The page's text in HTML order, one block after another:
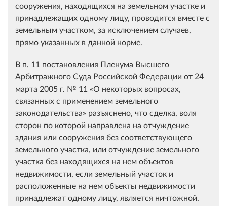
сооружения, находящихся на земельном участке и
принадлежащих одному лицу, проводится вместе с
земельным участком, за исключением случаев,
прямо указанных в данной норме.
В п. 11 постановления Пленума Высшего
Арбитражного Суда Российской Федерации от 24
марта 2005 г. № 11 «О некоторых вопросах,
связанных с применением земельного
законодательства» разъяснено, что сделка, воля
сторон по которой направлена на отчуждение
здания или сооружения без соответствующего
земельного участка, или отчуждение земельного
участка без находящихся на нем объектов
недвижимости, если земельный участок и
расположенные на нем объекты недвижимости
принадлежат одному лицу, является ничтожной.